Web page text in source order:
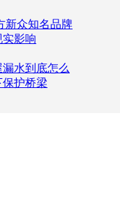
新众知名品牌
影响
水到底怎么
护桥梁